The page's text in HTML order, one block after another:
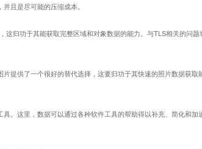
且是尽可能的压缩成本。
这归功于其能获取完整区域和对象数据的能力。与TLS相关的问题
提供了一个很好的替代选择，这要归功于其快速的照片数据获取
。这里，数据可以通过各种软件工具的帮助得以补充、简化和加